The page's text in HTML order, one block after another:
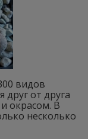
видов
друг от друга
окрасом. В
несколько